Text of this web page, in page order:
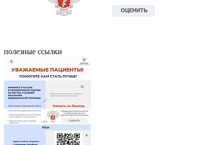
полезные ссылки